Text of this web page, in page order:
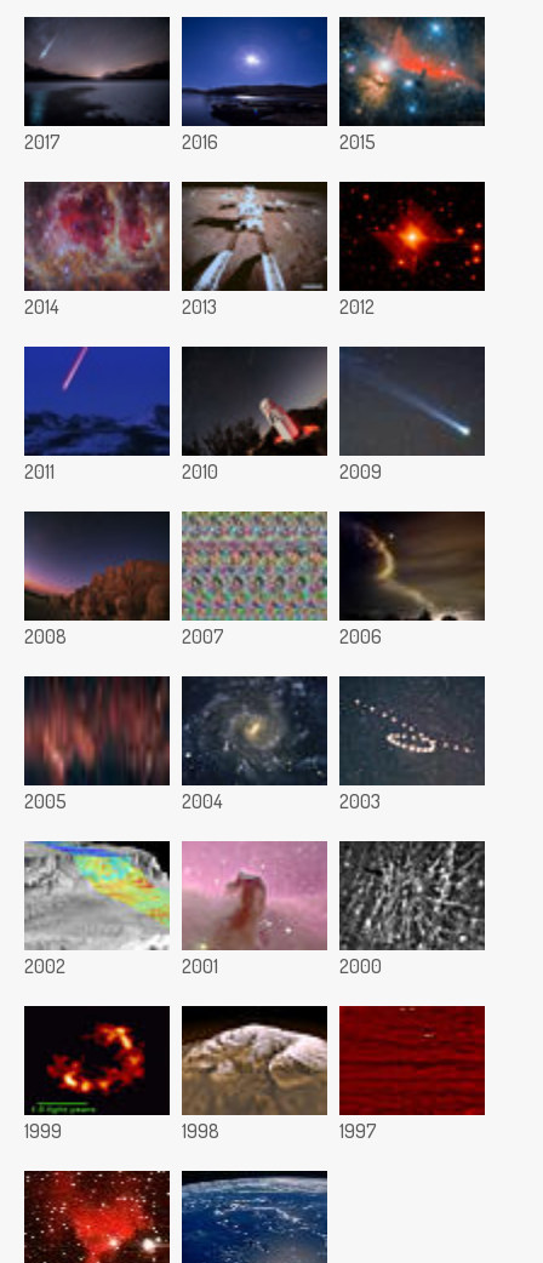
2017 2016 2015
2014 2013 2012
2011 2010 2009
2008 2007 2006
2005 2004 2003
2002 2001 2000
1999 1998 1997